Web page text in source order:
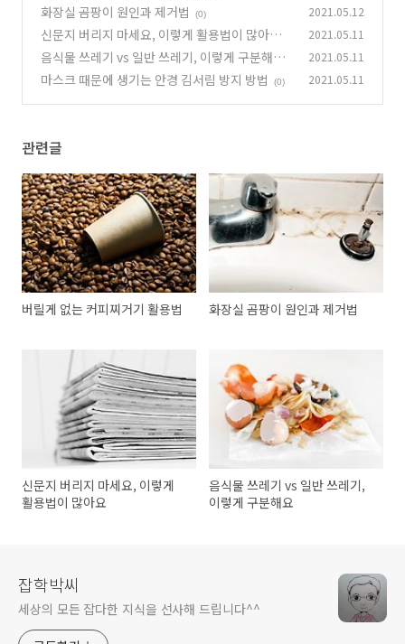
화장실 곰팡이 원인과 제거법 (0) 2021.05.12
신문지 버리지 마세요, 이렇게 활용법이 많아요
(0)
2021.05.11
음식물 쓰레기 vs 일반 쓰레기, 이렇게 구분해요
(0)
2021.05.11
마스크 때문에 생기는 안경 김서림 방지 방법 (0) 2021.05.11
관련글
버릴게 없는 커피찌거기 활용법 화장실 곰팡이 원인과 제거법
신문지 버리지 마세요, 이렇게
활용법이 많아요
음식물 쓰레기 vs 일반 쓰레기,
이렇게 구분해요
잡학박씨
세상의 모든 잡다한 지식을 선사해 드립니다^^